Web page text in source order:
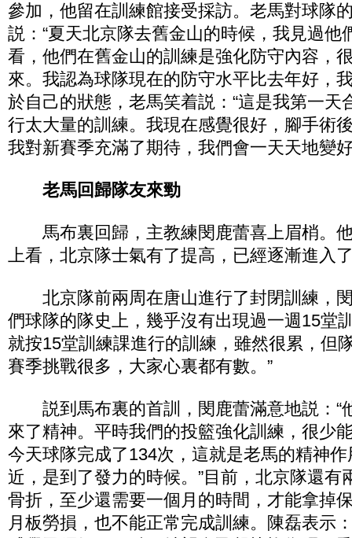
參加，他留在訓練館接受採訪。老馬對球隊
説：“夏天北京隊去舊金山的時候，我見過他
看，他們在舊金山的訓練是強化防守內容，
來。我認為球隊現在的防守水平比去年好，
於自己的狀態，老馬笑着説：“這是我第一天
行太大量的訓練。我現在感覺很好，腳手術
我對新賽季充滿了期待，我們會一天天地變
老馬回歸隊友來勁
馬布裏回歸，主教練閔鹿蕾喜上眉梢。
上看，北京隊士氣有了提高，已經逐漸進入
北京隊前兩周在唐山進行了封閉訓練，閔
們球隊的隊史上，幾乎沒有出現過一週15堂
就按15堂訓練課進行的訓練，雖然很累，但
賽季挑戰很多，大家心裏都有數。”
説到馬布裏的首訓，閔鹿蕾滿意地説：“
來了精神。平時我們的投籃強化訓練，很少
今天球隊完成了134次，這就是老馬的精神
近，是到了發力的時候。”目前，北京隊還有
骨折，至少還需要一個月的時間，才能拿掉
月板勞損，也不能正常完成訓練。陳磊表示